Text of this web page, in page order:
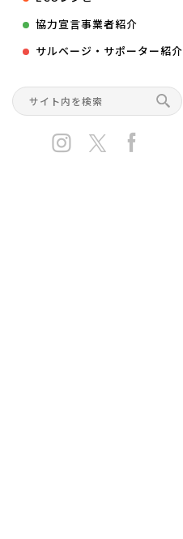
協力宣言事業者紹介
サルベージ・サポーター紹介